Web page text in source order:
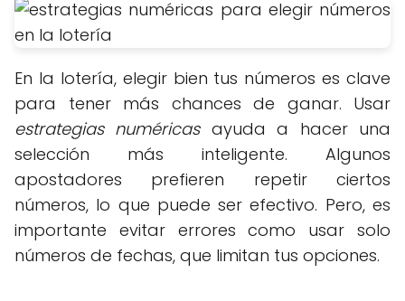
En la lotería, elegir bien tus números es clave
para tener más chances de ganar. Usar
estrategias numéricasayuda a hacer una
selección más inteligente. Algunos
apostadores prefieren repetir ciertos
números, lo que puede ser efectivo. Pero, es
importante evitar errores como usar solo
números de fechas, que limitan tus opciones.